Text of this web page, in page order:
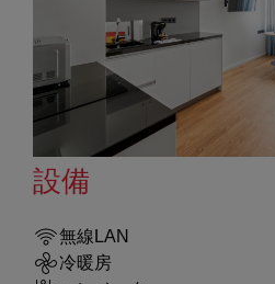
設備
無線LAN
冷暖房